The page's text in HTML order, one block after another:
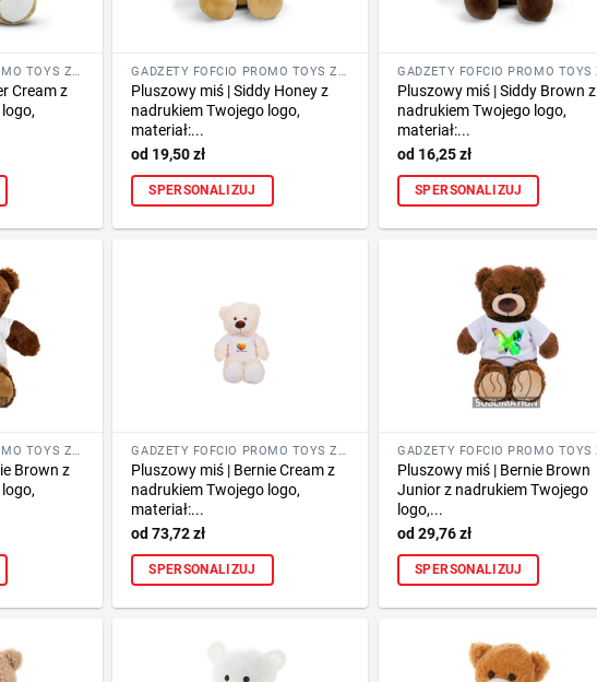
GADŻETY FOFCIO PROMO TOYS ZE ZNAKOWANIEM
Cream z
GADŻETY FOFCIO PROMO TOYS ZE ZNAKOWANIEM
Pluszowy miś | Siddy Honey z
nadrukiem Twojego logo,
materiał:...
19,50zł
SPERSONALIZUJ
Pluszowy miś | Siddy Brown z
nadrukiem Twojego logo,
materiał:...
16,25zł
SPERSONALIZUJ
GADŻETY FOFCIO PROMO TOYS ZE ZNAKOWANIEM
Brown z
GADŻETY FOFCIO PROMO TOYS ZE ZNAKOWANIEM
Pluszowy miś | Bernie Cream z
nadrukiem Twojego logo,
materiał:...
73,72zł
SPERSONALIZUJ
Pluszowy miś | Bernie Brown
Junior z nadrukiem Twojego
logo,...
29,76zł
SPERSONALIZUJ